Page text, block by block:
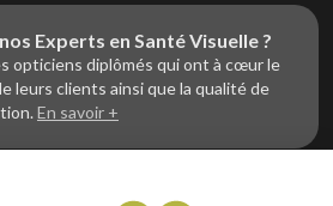
Experts en Santé Visuelle ?
opticiens diplômés qui ont à cœur le
leurs clients ainsi que la qualité de
En savoir +